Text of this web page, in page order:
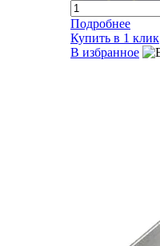
Подробнее
Купить в 1 клик
В избранное